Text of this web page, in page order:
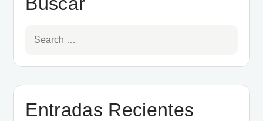
Entradas Recientes